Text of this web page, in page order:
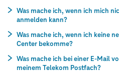
Was mache ich, wenn ich mich
anmelden kann?
Was mache ich, wenn ich keine
Center bekomme?
Was mache ich bei einer E-Mail
meinem Telekom Postfach?